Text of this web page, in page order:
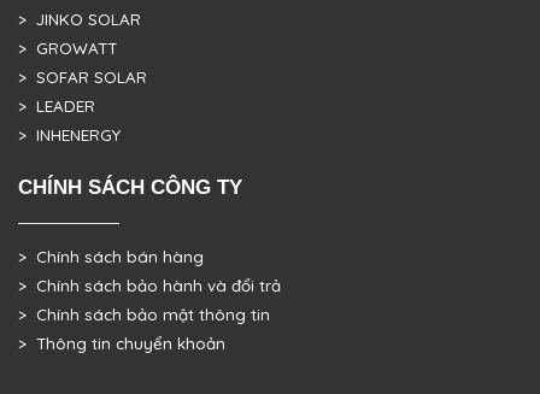
> JINKO SOLAR
> GROWATT
> SOFAR SOLAR
> LEADER
> INHENERGY
CHÍNH SÁCH CÔNG TY
> Chính sách bán hàng
> Chính sách bảo hành và đổi trả
> Chính sách bảo mật thông tin
> Thông tin chuyển khoản